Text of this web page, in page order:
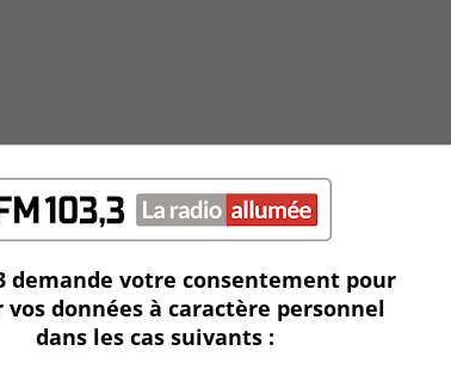
demande votre consentement pour
données à caractère personnel
dans les cas suivants :